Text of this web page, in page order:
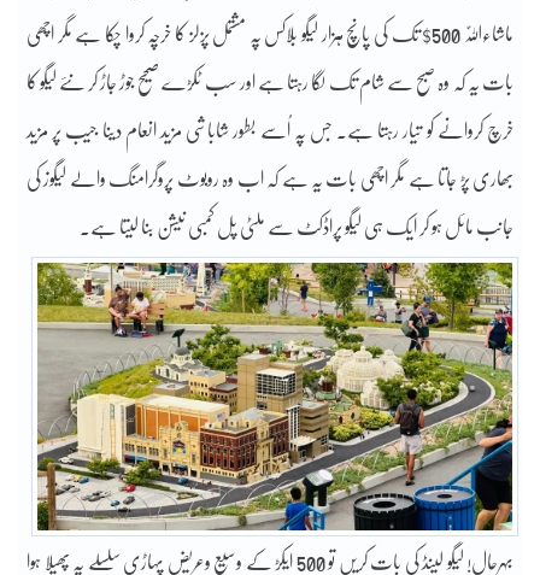
ماشاءاللّٰہ 500$ تک کی پانچ ہزار لیگو بلاکس پہ مشتمل پزلز کا خرچہ کروا چکا ہے مگر اچھی
بات یہ کہ وہ صبح سے شام تک لگا رہتا ہے اور سب ٹکڑے صحیح جوڑ جاڑ کر نئے لیگو کا
خرچ کروانے کو تیار رہتا ہے۔ جس پہ اُسے بطور شاباشی مزید انعام دینا جیب پر مزید
بھاری پڑ جاتا ہے مگر اچھی بات یہ ہے کہ اب وہ روبوٹ پروگرامنگ والے لیگوز کی
جانب مائل ہو کر ایک ہی لیگو پراڈکٹ سے ملٹی پل کمبی نیشن بنا لیتا ہے۔
بہرحال! لیگو لینڈ کی بات کریں تو 500 ایکڑ کے وسیع وعریض پہاڑی سلسلے پہ پھیلا ہوا